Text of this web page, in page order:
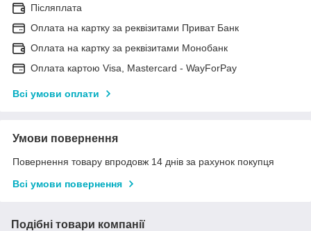
Післяплата
Оплата на картку за реквізитами Приват Банк
Оплата на картку за реквізитами Монобанк
Оплата картою Visa, Mastercard - WayForPay
Всі умови оплати
Умови повернення
Повернення товару впродовж 14 днів за рахунок покупця
Всі умови повернення
Подібні товари компанії